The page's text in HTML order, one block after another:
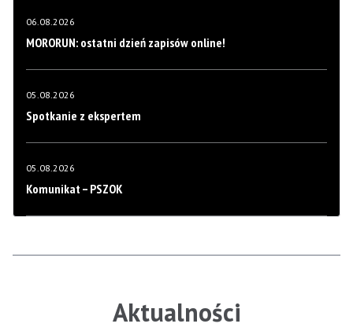
06.08.2026
MORORUN: ostatni dzień zapisów online!
05.08.2026
Spotkanie z ekspertem
05.08.2026
Komunikat – PSZOK
Aktualności